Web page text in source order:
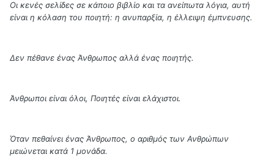
Οι κενές σελίδες σε κάποιο βιβλίο και τα ανείπωτα λόγια, αυτή
είναι η κόλαση του ποιητή: η ανυπαρξία, η έλλειψη έμπνευσης.
Δεν πέθανε ένας Άνθρωπος αλλά ένας ποιητής.
Άνθρωποι είναι όλοι, Ποιητές είναι ελάχιστοι.
Όταν πεθαίνει ένας Άνθρωπος, ο αριθμός των Ανθρώπων
μειώνεται κατά 1 μονάδα.